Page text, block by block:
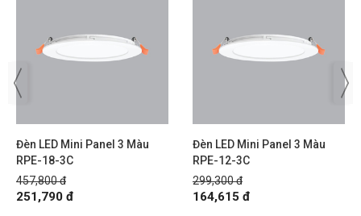
Đèn LED Mini Panel 3 Màu
RPE-18-3C
457,800 đ
251,790 đ
Đèn LED Mini Panel 3 Màu
RPE-12-3C
299,300 đ
164,615 đ